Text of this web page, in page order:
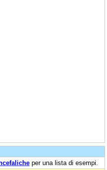
per una lista di esempi.